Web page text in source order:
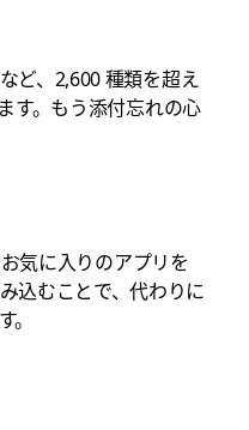
ど、2,600 種類を超え
す。もう添付忘れの心
気に入りのアプリを
込むことで、代わりに